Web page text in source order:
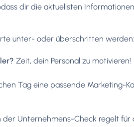
dir die aktuellsten
unter- oder überschritten werden:
Zeit, dein Personal zu motivieren!
Tag eine passende Marketing-
der Unternehmens-Check regelt für